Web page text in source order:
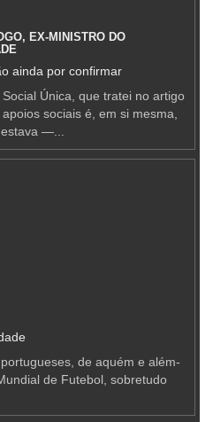
EX-MINISTRO DO
ainda por confirmar
Única, que tratei no artigo
sociais é, em si mesma,
—...
de aquém e além-
de Futebol, sobretudo